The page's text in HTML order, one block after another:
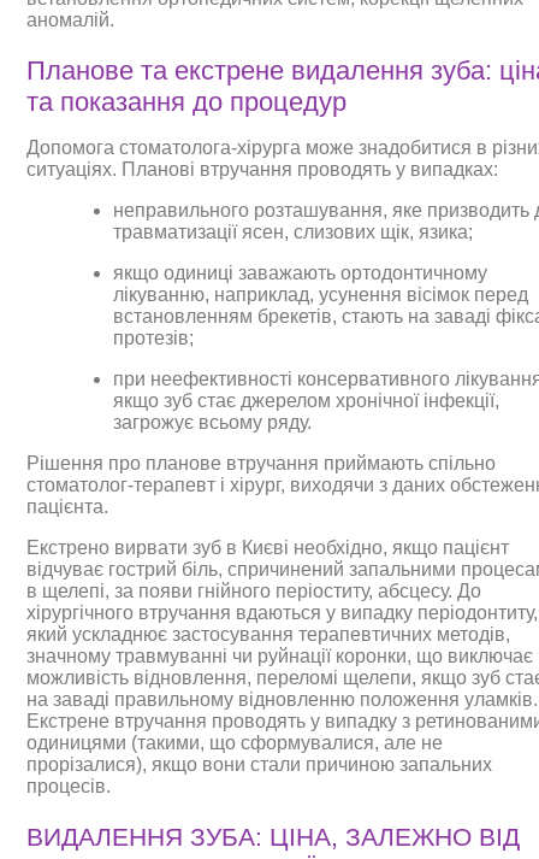
аномалій.
Планове та екстрене видалення зуба:
та показання до процедур
Допомога стоматолога-хірурга може знадобитися в
ситуаціях. Планові втручання проводять у випадках:
неправильного розташування, яке призводить
травматизації ясен, слизових щік, язика;
якщо одиниці заважають ортодонтичному
лікуванню, наприклад, усунення вісімок перед
встановленням брекетів, стають на заваді
протезів;
при неефективності консервативного
якщо зуб стає джерелом хронічної інфекції,
загрожує всьому ряду.
Рішення про планове втручання приймають спільно
стоматолог-терапевт і хірург, виходячи з даних
пацієнта.
Екстрено вирвати зуб в Києві необхідно, якщо пацієнт
відчуває гострий біль, спричинений запальними
в щелепі, за появи гнійного періоститу, абсцесу. До
хірургічного втручання вдаються у випадку періодонтиту,
який ускладнює застосування терапевтичних методів,
значному травмуванні чи руйнації коронки, що виключає
можливість відновлення, переломі щелепи, якщо зуб
на заваді правильному відновленню положення уламків.
Екстрене втручання проводять у випадку з
одиницями (такими, що сформувалися, але не
прорізалися), якщо вони стали причиною запальних
процесів.
ВИДАЛЕННЯ ЗУБА: ЦІНА, ЗАЛЕЖНО ВІД